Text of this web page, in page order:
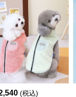
(税込)